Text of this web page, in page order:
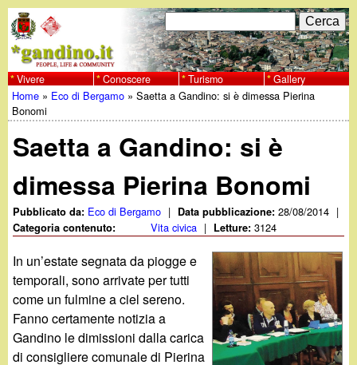
al
contenuto
principale
w
w
w
.
g
a
n
F
o
r
m
d
i
r
i
c
e
r
C
e
r
c
a
Vivere Conoscere Turismo Gallery
Tu
sei
qui
Home » Eco di Bergamo »Saetta a Gandino: si è dimessa Pierina
Bonomi
Saetta a Gandino: si è
dimessa Pierina Bonomi
Pubblicato da: Eco di Bergamo | Data pubblicazione:28/08/2014 |
Categoria contenuto: Vita civica | Letture:3124
In un’estate segnata da piogge e
temporali, sono arrivate per tutti
come un fulmine a ciel sereno.
Fanno certamente notizia a
Gandino le dimissioni dalla carica
di consigliere comunale di Pierina